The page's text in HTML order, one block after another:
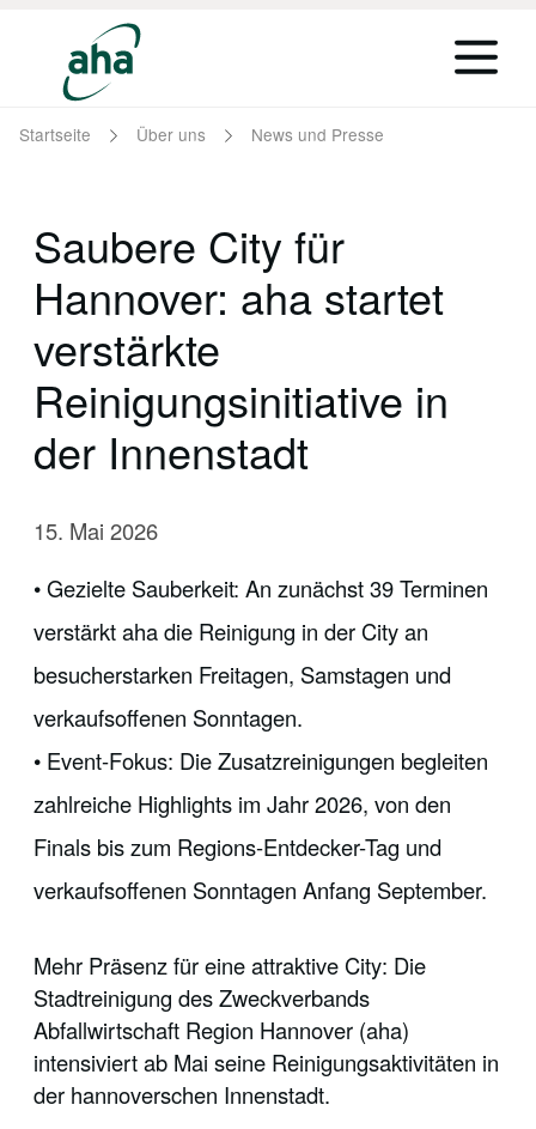
Startseite Über uns News und Presse
Saubere City für
Hannover: aha startet
verstärkte
Reinigungsinitiative in
der Innenstadt
15. Mai 2026
• Gezielte Sauberkeit: An zunächst 39 Terminen
verstärkt aha die Reinigung in der City an
besucherstarken Freitagen, Samstagen und
verkaufsoffenen Sonntagen.
• Event-Fokus: Die Zusatzreinigungen begleiten
zahlreiche Highlights im Jahr 2026, von den
Finals bis zum Regions-Entdecker-Tag und
verkaufsoffenen Sonntagen Anfang September.
Mehr Präsenz für eine attraktive City: Die
Stadtreinigung des Zweckverbands
Abfallwirtschaft Region Hannover (aha)
intensiviert ab Mai seine Reinigungsaktivitäten in
der hannoverschen Innenstadt.